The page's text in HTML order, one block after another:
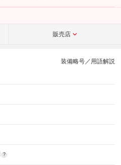
販売店
装備略号／用語解説
?